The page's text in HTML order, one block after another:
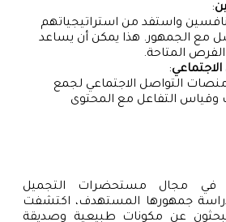
:
واستفد من استراتيجياتهم
مع الجمهور. هذا يمكن أن يساعد
المتاحة.
:
التواصل الاجتماعي لجمع
وقياس التفاعل مع المحتوى
في مجال مستحضرات التجميل
جمهورها المستهدف، اكتشفت
عن مكونات طبيعية وصديقة